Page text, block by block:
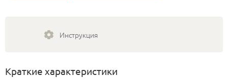
Инструкция
Краткие характеристики